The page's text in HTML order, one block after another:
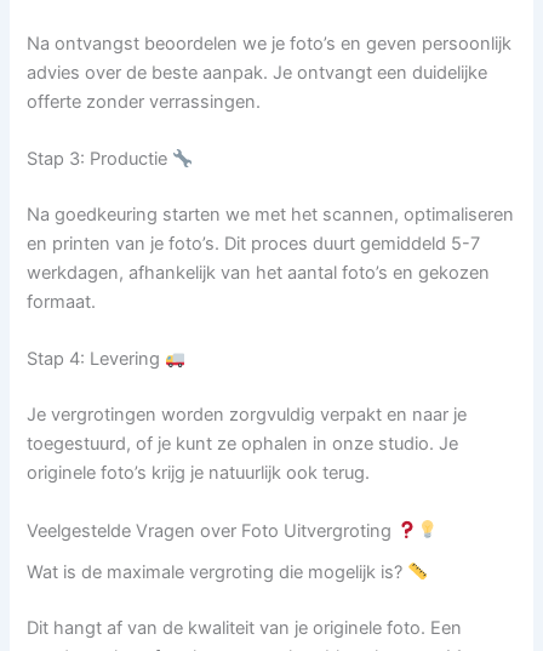
Na ontvangst beoordelen we je foto’s en geven persoonlijk
advies over de beste aanpak. Je ontvangt een duidelijke
offerte zonder verrassingen.
Stap 3: Productie
Na goedkeuring starten we met het scannen, optimaliseren
en printen van je foto’s. Dit proces duurt gemiddeld 5-7
werkdagen, afhankelijk van het aantal foto’s en gekozen
formaat.
Stap 4: Levering
Je vergrotingen worden zorgvuldig verpakt en naar je
toegestuurd, of je kunt ze ophalen in onze studio. Je
originele foto’s krijg je natuurlijk ook terug.
Veelgestelde Vragen over Foto Uitvergroting
Wat is de maximale vergroting die mogelijk is?
Dit hangt af van de kwaliteit van je originele foto. Een